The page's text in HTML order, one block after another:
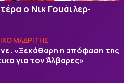
ο Νικ Γουάιλερ-
ΜΑΔΡΙΤΗΣ
«Ξεκάθαρη η απόφαση της
για τον Άλβαρες»